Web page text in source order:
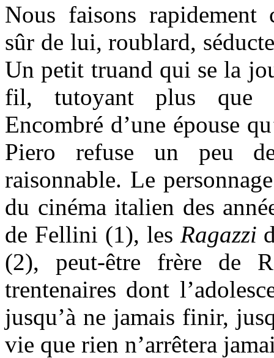
Nous faisons rapidement
sûr de lui, roublard,
Un petit truand qui se la
fil, tutoyant plus que
Encombré d’une épouse
Piero refuse un peu
raisonnable. Le
du cinéma italien des
de Fellini (1), les Ragazzi
(2), peut-être frère de
trentenaires dont
jusqu’à ne jamais finir,
vie que rien n’arrêtera